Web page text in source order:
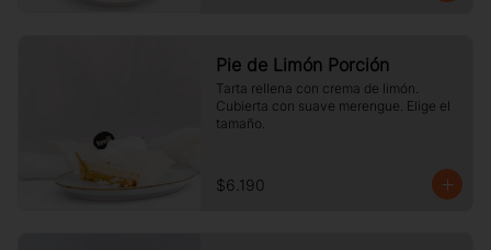
Pie de Limón Porción
Tarta rellena con crema de limón.
Cubierta con suave merengue. Elige el
tamaño.
$6.190